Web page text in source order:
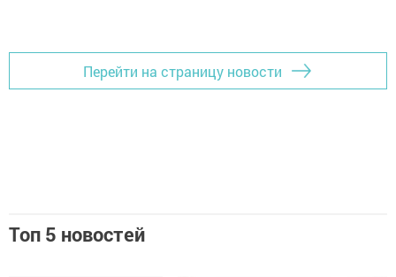
Перейти на страницу новости
Топ 5 новостей